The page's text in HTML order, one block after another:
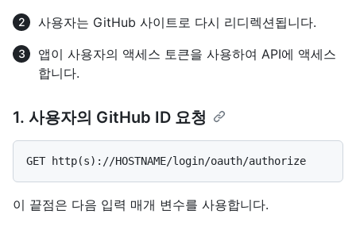
사용자는 GitHub 사이트로 다시 리디렉션됩니다.
앱이 사용자의 액세스 토큰을 사용하여 API에 액세스
합니다.
1. 사용자의 GitHub ID 요청
이 끝점은 다음 입력 매개 변수를 사용합니다.